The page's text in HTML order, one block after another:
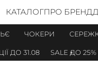
КАТАЛОГПРО БРЕНД
ЧОКЕРИ
31.08 SALE ДО 25% НА